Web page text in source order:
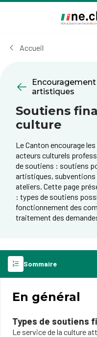
cookies
Accueil
artistiques
Soutiens
culture
Le Canton encourage
acteurs culturels
de soutiens : soutiens
artistiques, subventions
ateliers. Cette page
: types de soutiens
fonctionnement des
traitement des
Sommaire
En général
Types de soutiens
Le service de la culture